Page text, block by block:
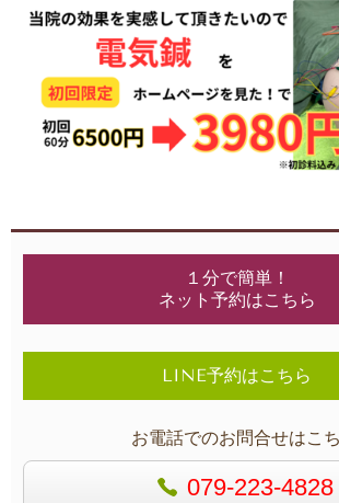
１分で簡単！
ネット予約はこちら
LINE予約はこちら
お電話でのお問合せはこ
079-223-4828